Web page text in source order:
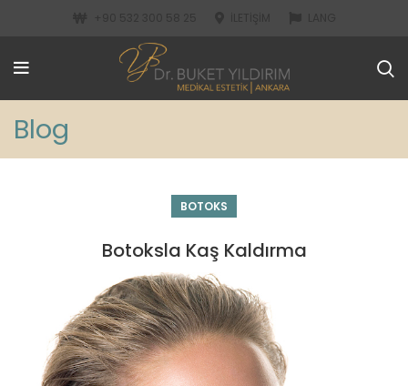
Blog
BOTOKS
Botoksla Kaş Kaldırma